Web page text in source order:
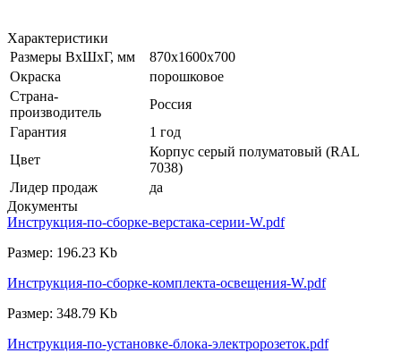
Характеристики
Размеры ВхШхГ, мм
870x1600x700
Окраска
порошковое
Страна-
производитель
Россия
Гарантия
1 год
Цвет
Корпус серый полуматовый (RAL
7038)
Лидер продаж
да
Документы
Инструкция-по-сборке-верстака-серии-W.pdf
Размер: 196.23 Kb
Инструкция-по-сборке-комплекта-освещения-W.pdf
Размер: 348.79 Kb
Инструкция-по-установке-блока-электророзеток.pdf